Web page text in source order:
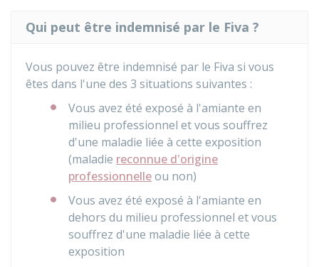
Qui peut être indemnisé par le Fiva ?
Vous pouvez être indemnisé par le Fiva si vous
êtes dans l'une des 3 situations suivantes :
Vous avez été exposé à l'amiante en
milieu professionnel et vous souffrez
d'une maladie liée à cette exposition
(maladie reconnue d'origine
professionnelleou non)
Vous avez été exposé à l'amiante en
dehors du milieu professionnel et vous
souffrez d'une maladie liée à cette
exposition